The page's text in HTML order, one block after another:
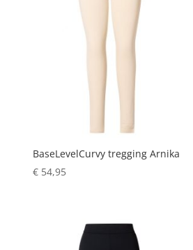
BaseLevelCurvy tregging Arnika
€54,95